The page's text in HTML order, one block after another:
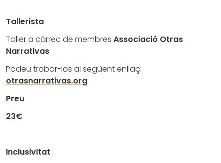
Tallerista
Taller a càrrec de membres Associació Otras
Narrativas
Podeu trobar-los al següent enllaç:
otrasnarrativas.org
Preu
23€
Inclusivitat